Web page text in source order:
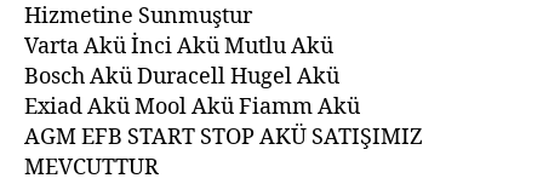
Hizmetine Sunmuştur
Varta Akü İnci Akü Mutlu Akü
Bosch Akü Duracell Hugel Akü
Exiad Akü Mool Akü Fiamm Akü
AGM EFB START STOP AKÜ SATIŞIMIZ
MEVCUTTUR